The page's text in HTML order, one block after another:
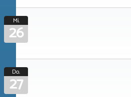
Mi.
26
Do.
27